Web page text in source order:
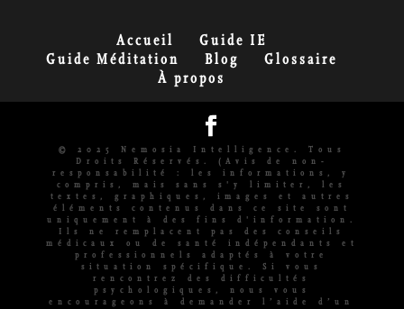
Accueil
Guide IE
Guide Méditation
Blog
Glossaire
À propos
© 2025 Nemosia Intelligence. Tous
Droits Réservés. (Avis de non-
responsabilité : les informations, y
compris, mais sans s'y limiter, les
textes, graphiques, images et autres
éléments contenus dans ce site sont
uniquement à des fins d'information.
Ils ne remplacent pas des conseils
médicaux ou de santé indépendants et
professionnels adaptés à votre
situation spécifique. Si vous
rencontrez des difficultés
psychologiques, nous vous
encourageons à demander l’aide d’un